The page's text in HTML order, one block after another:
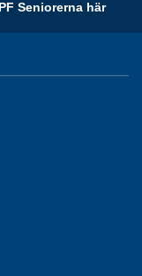
Seniorerna här